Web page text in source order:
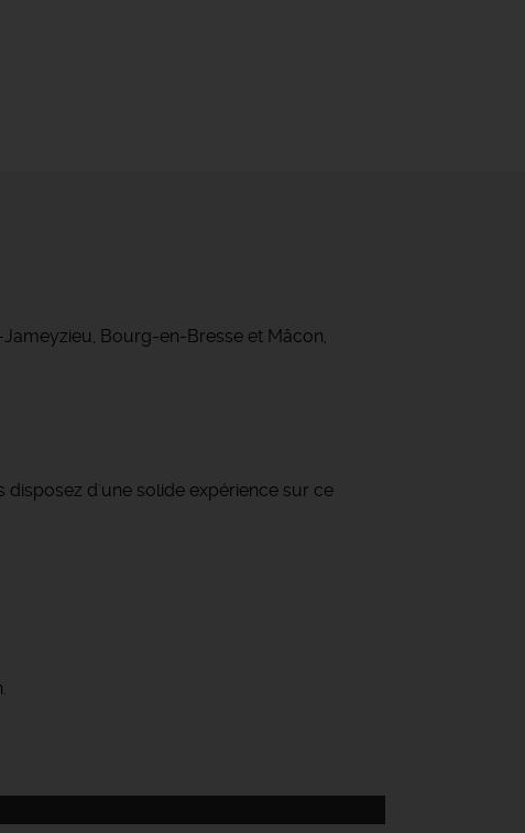
Jameyzieu, Bourg-en-Bresse et Mâcon,
disposez d'une solide expérience sur ce